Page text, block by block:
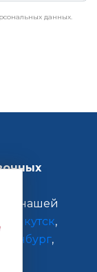
данных.
нашей
Якутск,
Оренбург,